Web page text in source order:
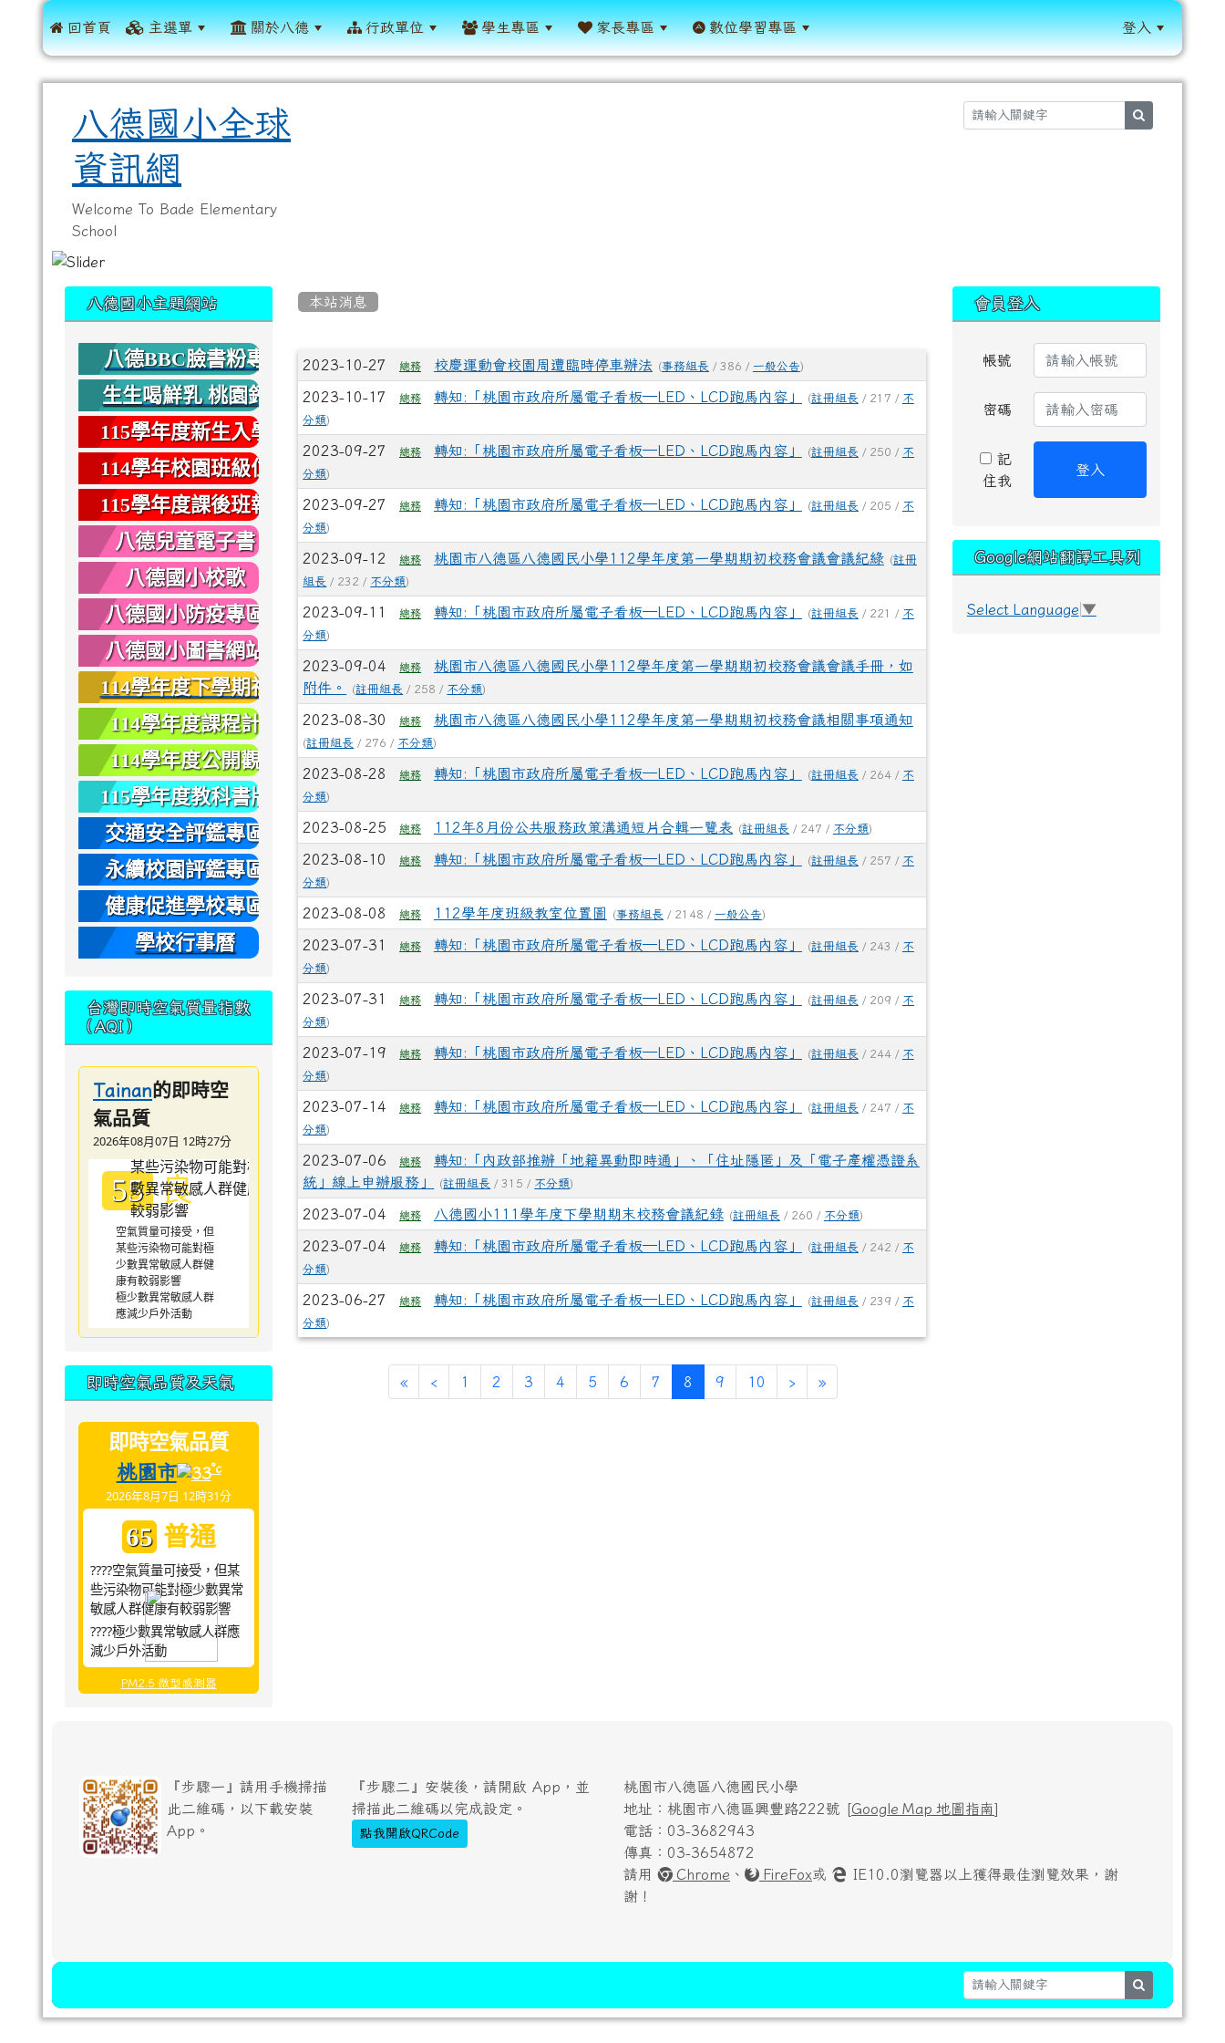
 回首頁 主選單 關於八德 行政單位 學生專區 家長專區 數位學習專區 登入
八德國小全球
資訊網
Welcome To Bade Elementary
School
本站消息
文章列表
2023-10-27 總務 校慶運動會校園周遭臨時停車辦法 (事務組長 / 386 / 一般公告)
2023-10-17 總務 轉知:「桃園市政府所屬電子看板─LED、LCD跑馬內容」 (註冊組長 / 217 / 不
分類)
2023-09-27 總務 轉知:「桃園市政府所屬電子看板─LED、LCD跑馬內容」 (註冊組長 / 250 / 不
分類)
2023-09-27 總務 轉知:「桃園市政府所屬電子看板─LED、LCD跑馬內容」 (註冊組長 / 205 / 不
分類)
2023-09-12 總務 桃園市八德區八德國民小學112學年度第一學期期初校務會議會議紀綠 (註冊
組長 / 232 / 不分類)
2023-09-11 總務 轉知:「桃園市政府所屬電子看板─LED、LCD跑馬內容」 (註冊組長 / 221 / 不
分類)
2023-09-04 總務
桃園市八德區八德國民小學112學年度第一學期期初校務會議會議手冊，如
附件。
(註冊組長 / 258 / 不分類)
2023-08-30 總務 桃園市八德區八德國民小學112學年度第一學期期初校務會議相關事項通知
(註冊組長 / 276 / 不分類)
2023-08-28 總務 轉知:「桃園市政府所屬電子看板─LED、LCD跑馬內容」 (註冊組長 / 264 / 不
分類)
2023-08-25 總務 112年8月份公共服務政策溝通短片合輯一覽表 (註冊組長 / 247 / 不分類)
2023-08-10 總務 轉知:「桃園市政府所屬電子看板─LED、LCD跑馬內容」 (註冊組長 / 257 / 不
分類)
2023-08-08 總務 112學年度班級教室位置圖 (事務組長 / 2148 / 一般公告)
2023-07-31 總務 轉知:「桃園市政府所屬電子看板─LED、LCD跑馬內容」 (註冊組長 / 243 / 不
分類)
2023-07-31 總務 轉知:「桃園市政府所屬電子看板─LED、LCD跑馬內容」 (註冊組長 / 209 / 不
分類)
2023-07-19 總務 轉知:「桃園市政府所屬電子看板─LED、LCD跑馬內容」 (註冊組長 / 244 / 不
分類)
2023-07-14 總務 轉知:「桃園市政府所屬電子看板─LED、LCD跑馬內容」 (註冊組長 / 247 / 不
分類)
2023-07-06 總務
轉知:「內政部推辦「地籍異動即時通」、「住址隱匿」及「電子產權憑證系
統」線上申辦服務」
(註冊組長 / 315 / 不分類)
2023-07-04 總務 八德國小111學年度下學期期末校務會議紀錄 (註冊組長 / 260 / 不分類)
2023-07-04 總務 轉知:「桃園市政府所屬電子看板─LED、LCD跑馬內容」 (註冊組長 / 242 / 不
分類)
2023-06-27 總務 轉知:「桃園市政府所屬電子看板─LED、LCD跑馬內容」 (註冊組長 / 239 / 不
分類)
« ‹ 1 2 3 4 5 6 7 8 (current)
9 10 › »
八德國小主題網站
八德BBC臉書粉專
生生喝鮮乳 桃園鈣
健康
115學年度新生入學
專區
114學年校園班級位
置圖
115學年度課後班報
名
八德兒童電子書
八德國小校歌
八德國小防疫專區
八德國小圖書網站
114學年度下學期社
團報名
114學年度課程計
畫
114學年度公開觀
課
115學年度教科書版
本
交通安全評鑑專區
永續校園評鑑專區
健康促進學校專區
學校行事曆
台灣即時空氣質量指數
（AQI）
Tainan的即時空
氣品質
2026年08月07日 12時27分
55 良
空氣質量可接受，但
某些污染物可能對極
少數異常敏感人群健
康有較弱影響
極少數異常敏感人群
應減少戶外活動
即時空氣品質及天氣
即時空氣品質
桃園市 33°c
2026年8月7日 12時31分
65 普通
????空氣質量可接受，但某
些污染物可能對極少數異常
敏感人群健康有較弱影響
????極少數異常敏感人群應
減少戶外活動
PM2.5 微型感測器
會員登入
帳號
密碼
記
住我
登入
Google網站翻譯工具列
Select Language ▼
『步驟一』請用手機掃描
此二維碼，以下載安裝
App。
『步驟二』安裝後，請開啟 App，並
掃描此二維碼以完成設定。
點我開啟QRCode
桃園市八德區八德國民小學
地址：桃園市八德區興豐路222號 [Google Map 地圖指南]
電話：03-3682943
傳真：03-3654872
請用
Chrome 、 FireFox或
IE10.0瀏覽器以上獲得最佳瀏覽效果，謝
謝！